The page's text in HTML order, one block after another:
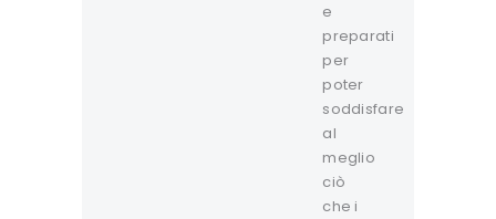
e
preparati
per
poter
soddisfare
al
meglio
ciò
che i